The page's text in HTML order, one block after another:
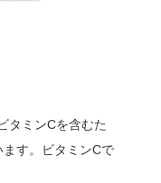
タミンCを含むた
す。ビタミンCで